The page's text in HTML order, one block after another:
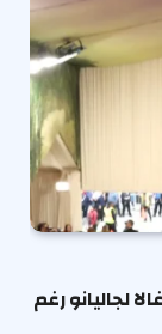
لجاليانو رغم